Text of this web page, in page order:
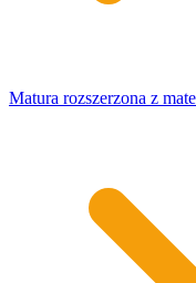
Matura rozszerzona z